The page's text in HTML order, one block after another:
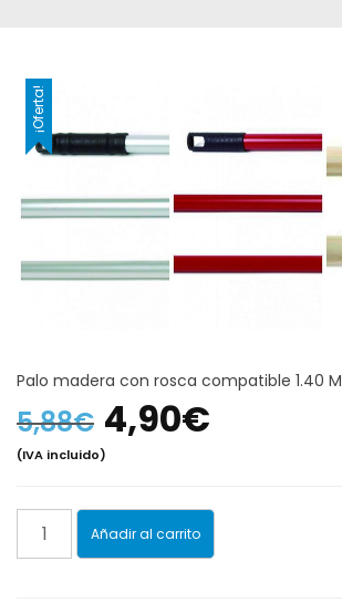
¡Oferta!
Palo madera con rosca compatible 1.40 M
5,88€ El
precio
original
4,90€
actual
(IVA incluido)
madera
Añadir al carrito